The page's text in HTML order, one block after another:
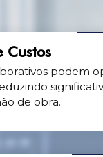
Custos
podem
de obra.